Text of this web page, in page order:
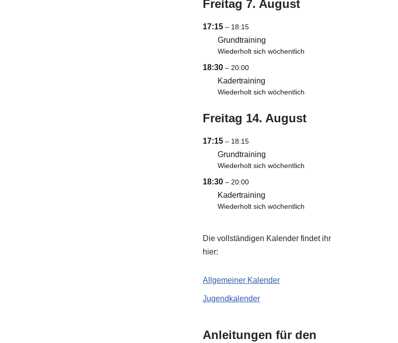
Freitag 7. August
17:15 – 18:15
Grundtraining
Wiederholt sich wöchentlich
18:30 – 20:00
Kadertraining
Wiederholt sich wöchentlich
Freitag 14. August
17:15 – 18:15
Grundtraining
Wiederholt sich wöchentlich
18:30 – 20:00
Kadertraining
Wiederholt sich wöchentlich
Die vollständigen Kalender findet ihr
hier:
Allgemeiner Kalender
Jugendkalender
Anleitungen für den